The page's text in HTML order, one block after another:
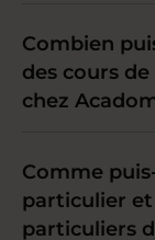
Combien
des cours
chez
Comme
particulier
particuliers